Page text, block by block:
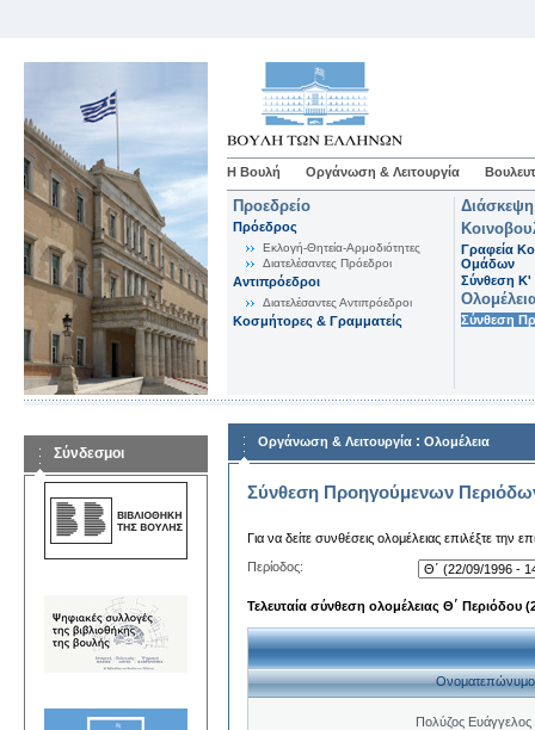
Η Βουλή Οργάνωση & Λειτουργία
Προεδρείο
Πρόεδρος
Εκλογή-Θητεία-Αρμοδιότητες
Διατελέσαντες Πρόεδροι
Αντιπρόεδροι
Διατελέσαντες Αντιπρόεδροι
Κοσμήτορες & Γραμματείς
Γραφεία
Ομάδων
Σύνθεση K'
Σύνθεση
Σύνδεσμοι
Οργάνωση & Λειτουργία : Ολομέλεια
Σύνθεση Προηγούμενων
Για να δείτε συνθέσεις ολομέλειας επιλέξτε την
Περίοδος:
Τελευταία σύνθεση ολομέλειας Θ΄ Περιόδου
Ονοματεπώνυμο
Πολύζος Ευάγγελος